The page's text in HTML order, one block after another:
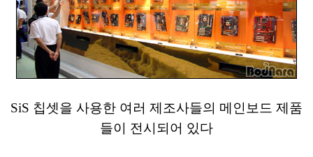
SiS 칩셋을 사용한 여러 제조사들의 메인보드 제품
들이 전시되어 있다